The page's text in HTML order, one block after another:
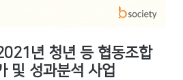
년 청년 등 협동조합
및 성과분석 사업